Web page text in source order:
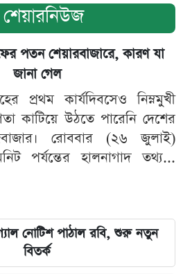
শেয়ারনিউজ
পতন শেয়ারবাজারে, কারণ যা
জানা গেল
প্রথম কার্যদিবসেও নিম্নমুখী
কাটিয়ে উঠতে পারেনি দেশের
রোববার (২৬ জুলাই)
পর্যন্তের হালনাগাদ তথ্য...
নোটিশ পাঠাল রবি, শুরু নতুন
বিতর্ক